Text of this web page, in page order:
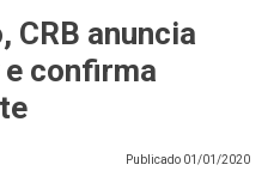
CRB anuncia
confirma
Publicado 01/01/2020